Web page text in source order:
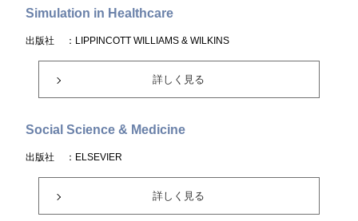
Simulation in Healthcare
出版社 ：LIPPINCOTT WILLIAMS & WILKINS
詳しく見る
Social Science & Medicine
出版社 ：ELSEVIER
詳しく見る